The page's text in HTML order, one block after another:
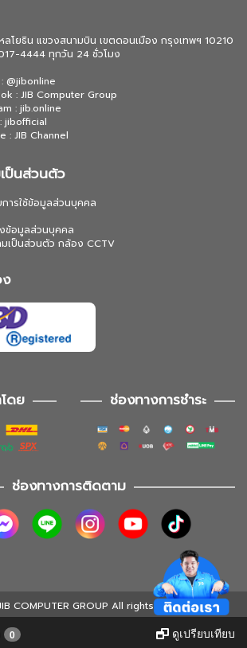
ลโยธิน แขวงสนามบิน เขตดอนเมือง กรุงเทพฯ 10210
4444 ทุกวัน 24 ชั่วโมง
@jibonline
: JIB Computer Group
: jib.online
jibofficial
: JIB Channel
ป็นส่วนตัว
ารใช้ข้อมูลส่วนบุคคล
ข้อมูลส่วนบุคคล
มเป็นส่วนตัว กล้อง CCTV
ดย ช่องทางการชำระ
ช่องทางการติดตาม
COMPUTER GROUP All rights reserved
0 ดูเปรียบเทียบ